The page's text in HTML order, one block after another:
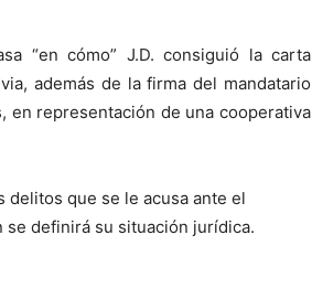
“en cómo” J.D. consiguió la carta
además de la firma del mandatario
en representación de una cooperativa
delitos que se le acusa ante el
definirá su situación jurídica.